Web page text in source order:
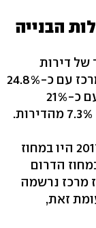
הבנייה
של דירות
שהחלה בנייתן אשתקד היה במחוז המרכז עם כ-24.8%
מכלל הדירות, ואחריו במחוז תל אביב עם כ-21%
הירידות המשמעותיות ביותר לעומת 2017 היו במחוז
במחוז הצפון (14.6%), במחוז הדרום
(10.7%). במחוז מרכז נרשמה
לעומת זאת,